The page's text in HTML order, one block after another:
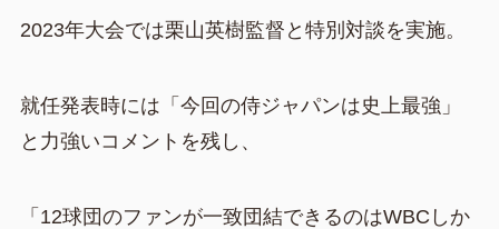
2023年大会では栗山英樹監督と特別対談を実施。
就任発表時には「今回の侍ジャパンは史上最強」
と力強いコメントを残し、
「12球団のファンが一致団結できるのはWBCしか